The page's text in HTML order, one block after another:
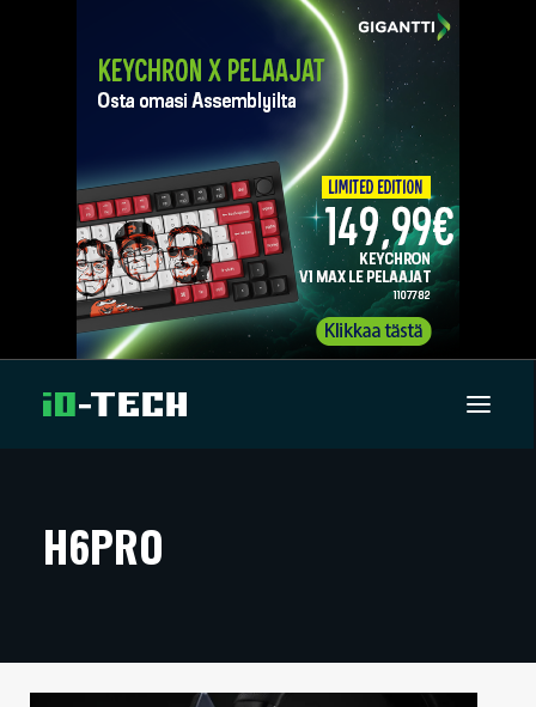
ARTIKKELIT
TECHBBS
H6PRO